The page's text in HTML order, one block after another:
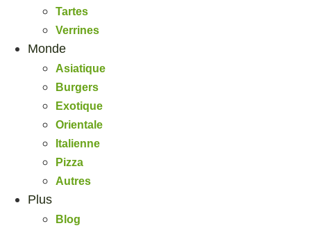
Tartes
Verrines
Monde
Asiatique
Burgers
Exotique
Orientale
Italienne
Pizza
Autres
Plus
Blog